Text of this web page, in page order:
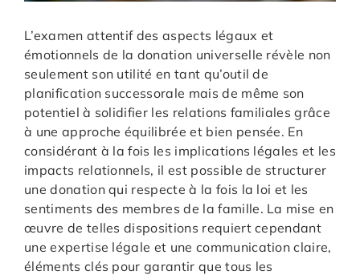
L’examen attentif des aspects légaux et
émotionnels de la donation universelle révèle non
seulement son utilité en tant qu’outil de
planification successorale mais de même son
potentiel à solidifier les relations familiales grâce
à une approche équilibrée et bien pensée. En
considérant à la fois les implications légales et les
impacts relationnels, il est possible de structurer
une donation qui respecte à la fois la loi et les
sentiments des membres de la famille. La mise en
œuvre de telles dispositions requiert cependant
une expertise légale et une communication claire,
éléments clés pour garantir que tous les